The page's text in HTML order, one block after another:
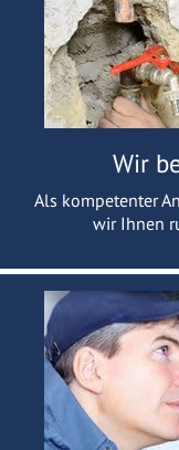
Wir
Als kompetenter
wir Ihnen